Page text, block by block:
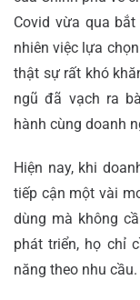
Covid vừa qua
nhiên việc lựa
thật sự rất khó
ngũ đã vạch ra
hành cùng doanh
Hiện nay, khi
tiếp cận một vài
dùng mà không
phát triển, họ chỉ
năng theo nhu cầu.